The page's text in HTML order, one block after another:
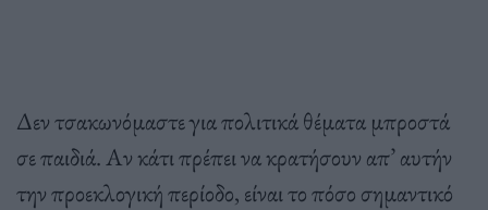
Δεν τσακωνόμαστε για πολιτικά θέματα μπροστά
σε παιδιά. Αν κάτι πρέπει να κρατήσουν απ’ αυτήν
την προεκλογική περίοδο, είναι το πόσο σημαντικό